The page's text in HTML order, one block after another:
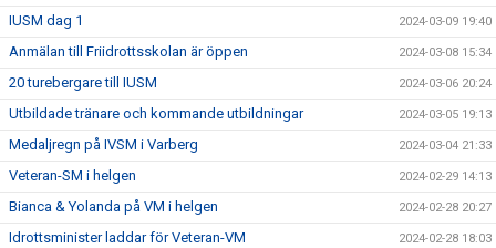
IUSM dag 1 2024-03-09 19:40
Anmälan till Friidrottsskolan är öppen 2024-03-08 15:34
20 turebergare till IUSM 2024-03-06 20:24
Utbildade tränare och kommande utbildningar 2024-03-05 19:13
Medaljregn på IVSM i Varberg 2024-03-04 21:33
Veteran-SM i helgen 2024-02-29 14:13
Bianca & Yolanda på VM i helgen 2024-02-28 20:27
Idrottsminister laddar för Veteran-VM 2024-02-28 18:03